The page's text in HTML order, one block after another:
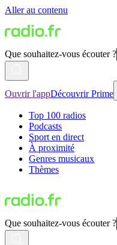
Aller au contenu
Que souhaitez-vous écouter ?
Ouvrir l'appDécouvrir Prime
Top 100 radios
Podcasts
Sport en direct
À proximité
Genres musicaux
Thèmes
Que souhaitez-vous écouter ?